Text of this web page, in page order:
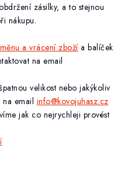
nebo vrácení zboží
zásilky, a to stejnou
nákupu.
a vrácení zbožía balíček
na email
velikost nebo jakýkoliv
na email info@kovojuhasz.cz
jak co nejrychleji provést